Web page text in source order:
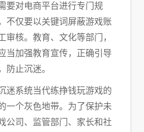
要对电商平台进行专门规
不仅要以关键词屏蔽游戏账
审核。教育、文化等部门，
当加强教育宣传，正确引导
防止沉迷。
迷系统当代练挣钱玩游戏的
一个灰色地带。为了保护未
公司、监管部门、家长和社